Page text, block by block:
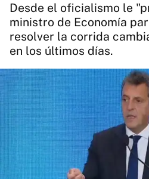
Videos
Córdoba
Business
Noticias
Exitoina
Gaming
Desde el oficialismo le
ministro de Economía
resolver la corrida
en los últimos días.